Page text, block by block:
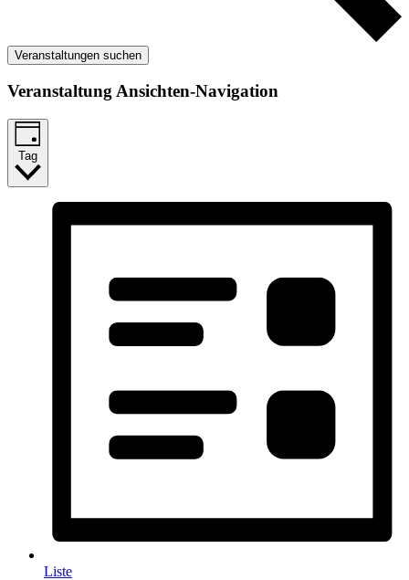
Veranstaltungen suchen
Veranstaltung Ansichten-Navigation
Tag
Liste